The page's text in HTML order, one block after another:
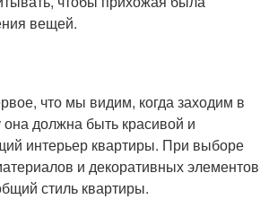
вещей.
что мы видим, когда заходим в
она должна быть красивой и
интерьер квартиры. При выборе
и декоративных элементов
стиль квартиры.